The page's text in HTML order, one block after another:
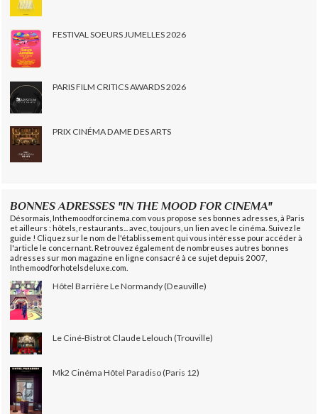
FESTIVAL SOEURS JUMELLES 2026
PARIS FILM CRITICS AWARDS 2026
PRIX CINÉMA DAME DES ARTS
BONNES ADRESSES "IN THE MOOD FOR CINEMA"
Désormais, Inthemoodforcinema.com vous propose ses bonnes adresses, à Paris
et ailleurs : hôtels, restaurants... avec, toujours, un lien avec le cinéma. Suivez le
guide ! Cliquez sur le nom de l'établissement qui vous intéresse pour accéder à
l'article le concernant. Retrouvez également de nombreuses autres bonnes
adresses sur mon magazine en ligne consacré à ce sujet depuis 2007,
Inthemoodforhotelsdeluxe.com.
Hôtel Barrière Le Normandy (Deauville)
Le Ciné-Bistrot Claude Lelouch (Trouville)
Mk2 Cinéma Hôtel Paradiso (Paris 12)